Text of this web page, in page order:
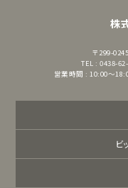
株
〒299-0245
TEL : 0438-
営業時間 : 10:00～
ビ